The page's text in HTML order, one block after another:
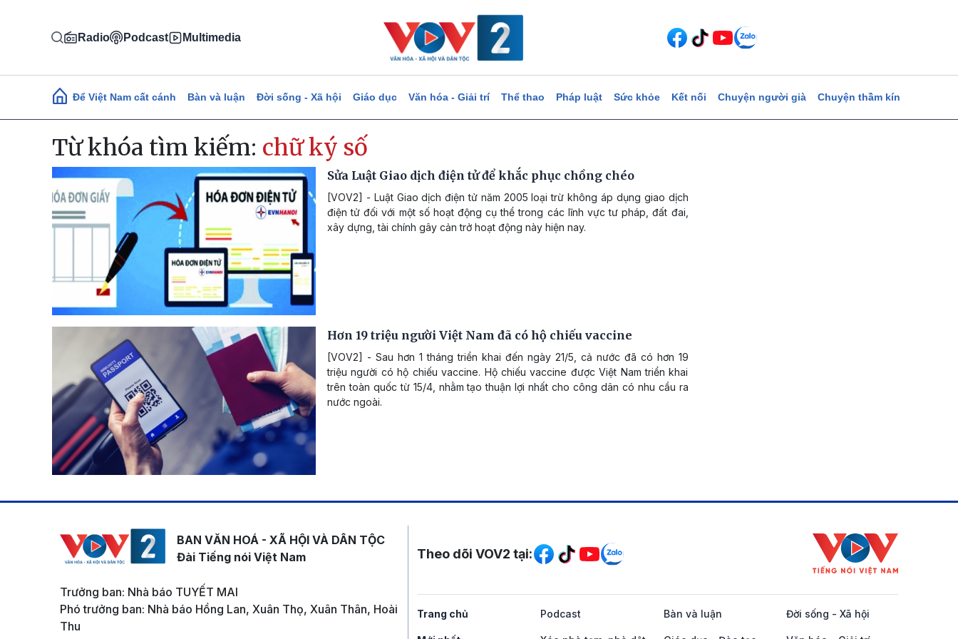
Radio Podcast Multimedia
Main navigation
Để Việt Nam cất cánh Bàn và luận Đời sống - Xã hội Giáo dục Văn hóa - Giải trí Thể thao Pháp luật Sức khỏe Kết nối Chuyện người già Chuyện thầm kín
Từ khóa tìm kiếm: chữ ký số
Sửa Luật Giao dịch điện tử để khắc phục chồng chéo
[VOV2] - Luật Giao dịch điện tử năm 2005 loại trừ không áp dụng giao dịch
điện tử đối với một số hoạt động cụ thể trong các lĩnh vực tư pháp, đất đai,
xây dựng, tài chính gây cản trở hoạt động này hiện nay.
Hơn 19 triệu người Việt Nam đã có hộ chiếu vaccine
[VOV2] - Sau hơn 1 tháng triển khai đến ngày 21/5, cả nước đã có hơn 19
triệu người có hộ chiếu vaccine. Hộ chiếu vaccine được Việt Nam triển khai
trên toàn quốc từ 15/4, nhằm tạo thuận lợi nhất cho công dân có nhu cầu ra
nước ngoài.
BAN VĂN HOÁ - XÃ HỘI VÀ DÂN TỘC
Đài Tiếng nói Việt Nam
Trưởng ban: Nhà báo TUYẾT MAI
Phó trưởng ban: Nhà báo Hồng Lan, Xuân Thọ, Xuân Thân, Hoài
Thu
Mạng xã hội
Theo dõi VOV2 tại:
Trang chủ Podcast Bàn và luận Đời sống - Xã hội